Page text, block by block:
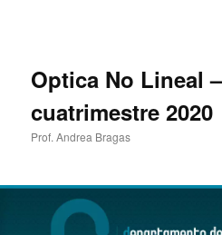
Optica No Lineal
cuatrimestre 2020
Prof. Andrea Bragas